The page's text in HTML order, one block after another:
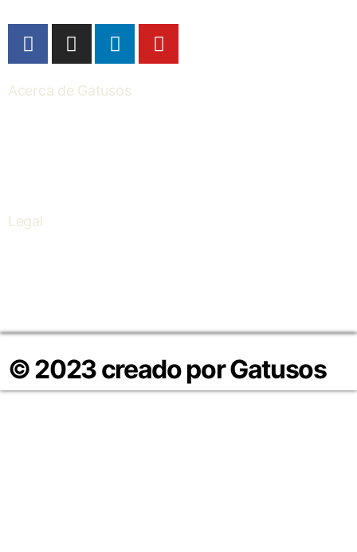
Acerca de Gatusos
Legal
© 2023 creado por Gatusos